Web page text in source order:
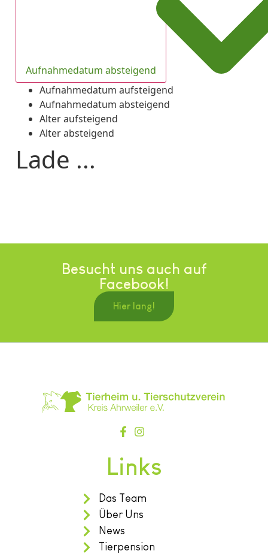
Aufnahmedatum absteigend
Aufnahmedatum aufsteigend
Aufnahmedatum absteigend
Alter aufsteigend
Alter absteigend
Lade ...
Besucht uns auch auf
Facebook!
Hier lang!
Links
Das Team
Über Uns
News
Tierpension